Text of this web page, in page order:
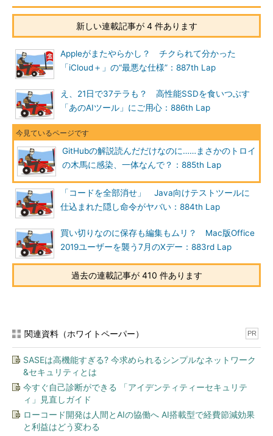
新しい連載記事が 4 件あります
Appleがまたやらかし？ チクられて分かった
「iCloud＋」の“最悪な仕様”：887th Lap
え、21日で37テラも？ 高性能SSDを食いつぶす
「あのAIツール」にご用心：886th Lap
GitHubの解説読んだだけなのに……まさかのトロイ
の木馬に感染、一体なんで？：885th Lap
「コードを全部消せ」 Java向けテストツールに
仕込まれた隠し命令がヤバい：884th Lap
買い切りなのに保存も編集もムリ？ Mac版Office
2019ユーザーを襲う7月のXデー：883rd Lap
過去の連載記事が 410 件あります
関連資料（ホワイトペーパー） PR
SASEは高機能すぎる? 今求められるシンプルなネットワーク
&セキュリティとは
今すぐ自己診断ができる 「アイデンティティーセキュリテ
ィ」見直しガイド
ローコード開発は人間とAIの協働へ AI搭載型で経費節減効果
と利益はどう変わる